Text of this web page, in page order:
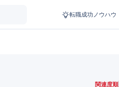
転職成功ノウハウ
関連度順